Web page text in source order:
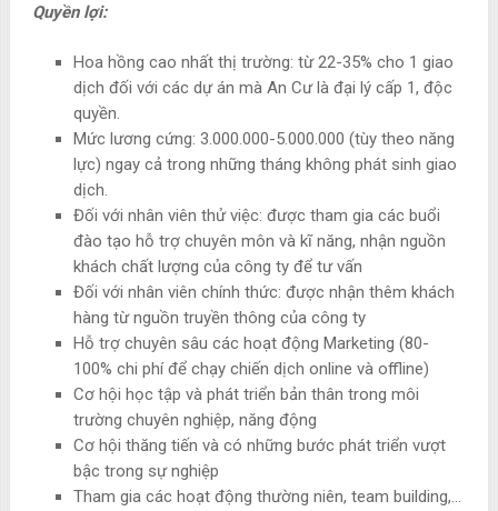
Quyền lợi:
Hoa hồng cao nhất thị trường: từ 22-35% cho 1 giao
dịch đối với các dự án mà An Cư là đại lý cấp 1, độc
quyền.
Mức lương cứng: 3.000.000-5.000.000 (tùy theo năng
lực) ngay cả trong những tháng không phát sinh giao
dịch.
Đối với nhân viên thử việc: được tham gia các buổi
đào tạo hỗ trợ chuyên môn và kĩ năng, nhận nguồn
khách chất lượng của công ty để tư vấn
Đối với nhân viên chính thức: được nhận thêm khách
hàng từ nguồn truyền thông của công ty
Hỗ trợ chuyên sâu các hoạt động Marketing (80-
100% chi phí để chạy chiến dịch online và offline)
Cơ hội học tập và phát triển bản thân trong môi
trường chuyên nghiệp, năng động
Cơ hội thăng tiến và có những bước phát triển vượt
bậc trong sự nghiệp
Tham gia các hoạt động thường niên, team building,…